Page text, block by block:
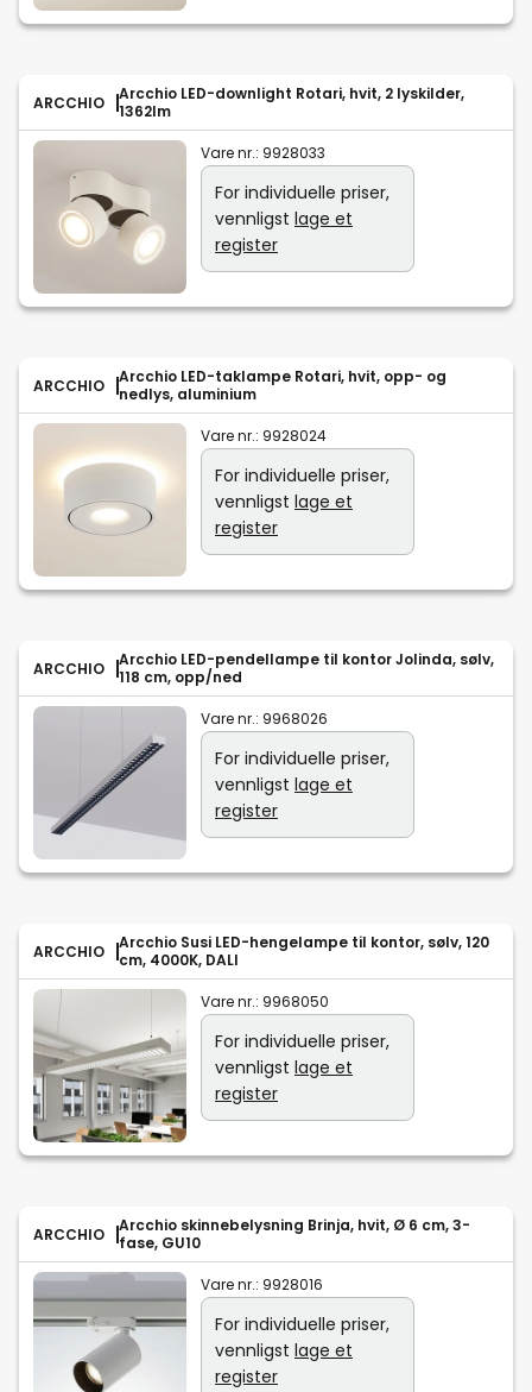
ARCCHIO
Arcchio LED-downlight Rotari, hvit, 2 lyskilder,
1362lm
Vare nr.: 9928033
For individuelle priser,
vennligst lage et
register
ARCCHIO
Arcchio LED-taklampe Rotari, hvit, opp- og
nedlys, aluminium
Vare nr.: 9928024
For individuelle priser,
vennligst lage et
register
ARCCHIO
Arcchio LED-pendellampe til kontor Jolinda, sølv,
118 cm, opp/ned
Vare nr.: 9968026
For individuelle priser,
vennligst lage et
register
ARCCHIO
Arcchio Susi LED-hengelampe til kontor, sølv, 120
cm, 4000K, DALI
Vare nr.: 9968050
For individuelle priser,
vennligst lage et
register
ARCCHIO
Arcchio skinnebelysning Brinja, hvit, Ø 6 cm, 3-
fase, GU10
Vare nr.: 9928016
For individuelle priser,
vennligst lage et
register